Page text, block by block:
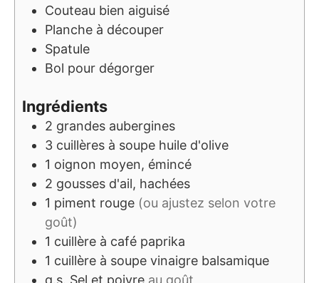
Couteau bien aiguisé
Planche à découper
Spatule
Bol pour dégorger
Ingrédients
2 grandes aubergines
3 cuillères à soupe huile d'olive
1 oignon moyen, émincé
2 gousses d'ail, hachées
1 piment rouge (ou ajustez selon votre
goût)
1 cuillère à café paprika
1 cuillère à soupe vinaigre balsamique
q.s. Sel et poivre au goût